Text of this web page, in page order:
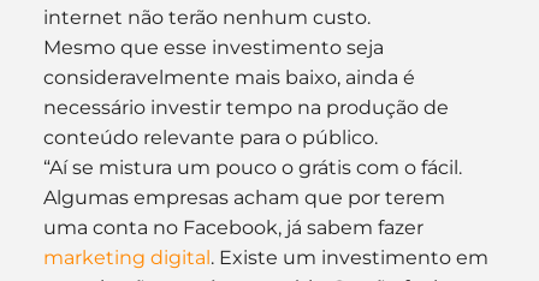
internet não terão nenhum custo.
Mesmo que esse investimento seja
consideravelmente mais baixo, ainda é
necessário investir tempo na produção de
conteúdo relevante para o público.
“Aí se mistura um pouco o grátis com o fácil.
Algumas empresas acham que por terem
uma conta no Facebook, já sabem fazer
marketing digital. Existe um investimento em